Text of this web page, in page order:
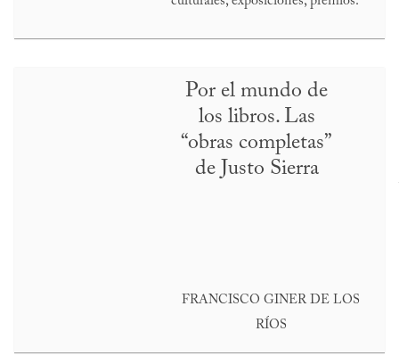
Por el mundo de
los libros. Las
“obras completas”
de Justo Sierra
FRANCISCO GINER DE LOS
RÍOS